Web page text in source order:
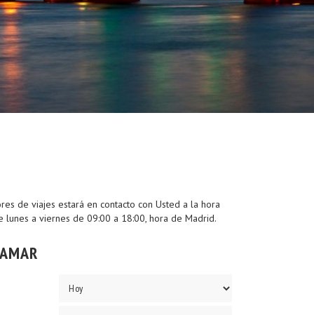
de viajes estará en contacto con Usted a la hora
a viernes de 09:00 a 18:00, hora de Madrid.